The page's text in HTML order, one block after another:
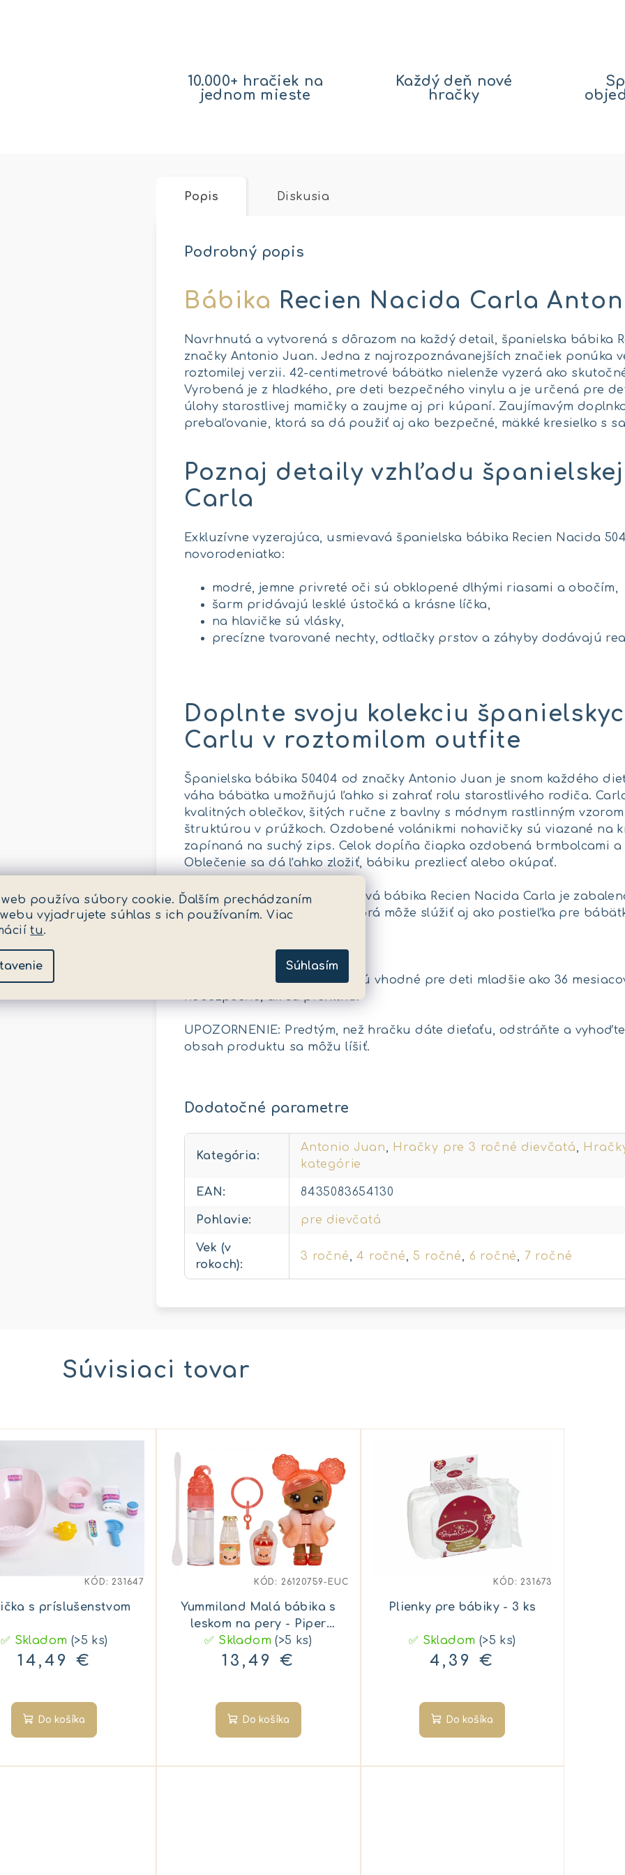
web používa súbory cookie. Ďalším prechádzaním
vyjadrujete súhlas s ich používaním. Viac
tu.
Súhlasím
10.000+ hračiek na
jednom mieste
Každý deň nové
hračky
Popis Diskusia
Podrobný popis
Bábika Recien Nacida Carla
Navrhnutá a vytvorená s dôrazom na každý detail, španielska bábika
značky Antonio Juan. Jedna z najrozpoznávanejších značiek ponúka
roztomilej verzii. 42-centimetrové bábätko nielenže vyzerá ako
Vyrobená je z hladkého, pre deti bezpečného vinylu a je určená pre
úlohy starostlivej mamičky a zaujme aj pri kúpaní. Zaujímavým
prebaľovanie, ktorá sa dá použiť aj ako bezpečné, mäkké kresielko s
Poznaj detaily vzhľadu
Carla
Exkluzívne vyzerajúca, usmievavá španielska bábika Recien Nacida
novorodeniatko:
modré, jemne privreté oči sú obklopené dlhými riasami a obočím,
šarm pridávajú lesklé ústočká a krásne líčka,
na hlavičke sú vlásky,
precízne tvarované nechty, odtlačky prstov a záhyby dodávajú
Doplnte svoju kolekciu
Carlu v roztomilom outfite
Španielska bábika 50404 od značky Antonio Juan je snom každého
váha bábätka umožňujú ľahko si zahrať rolu starostlivého rodiča.
kvalitných oblečkov, šitých ručne z bavlny s módnym rastlinným
štruktúrou v prúžkoch. Ozdobené volánikmi nohavičky sú viazané na
zapínaná na suchý zips. Celok dopĺňa čiapka ozdobená brmbolcami
Oblečenie sa dá ľahko zložiť, bábiku prezliecť alebo okúpať.
Vyrobená v Španielsku vinylová bábika Recien Nacida Carla je
ozdobnej krabici s vekom, ktorá môže slúžiť aj ako postieľka pre
UPOZORNENIE! Hračky nie sú vhodné pre deti mladšie ako 36
nebezpečné, ak sa prehltnú.
UPOZORNENIE: Predtým, než hračku dáte dieťaťu, odstráňte a
obsah produktu sa môžu líšiť.
Dodatočné parametre
Kategória:
Antonio Juan, Hračky pre 3 ročné dievčatá,
kategórie
EAN: 8435083654130
Pohlavie: pre dievčatá
Vek (v
rokoch):
3 ročné,4 ročné, 5 ročné, 6 ročné, 7 ročné
Súvisiaci tovar
s príslušenstvom
✅ Skladom (>5 ks)
14,49 €
Do košíka
KÓD: 231647
Yummiland Malá bábika s
leskom na pery - Piper
Peach
✅ Skladom(>5 ks)
13,49 €
Do košíka
KÓD: 26120759-EUC
Plienky pre bábiky - 3 ks
✅ Skladom (>5 ks)
4,39 €
Do košíka
KÓD: 231673